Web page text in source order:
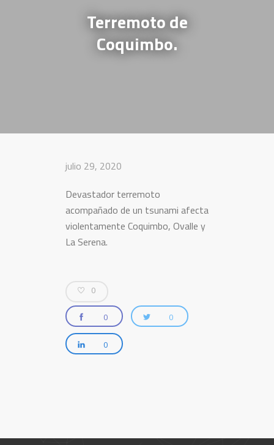
Terremoto de
Coquimbo.
julio 29, 2020
Devastador terremoto
acompañado de un tsunami afecta
violentamente Coquimbo, Ovalle y
La Serena.
0
0 0
0